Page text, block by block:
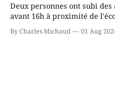
Deux personnes ont subi
avant 16h à proximité de
le secteur Bellefeuille de
victimes aurait été écrasée
By Charles Michaud 01 Aug